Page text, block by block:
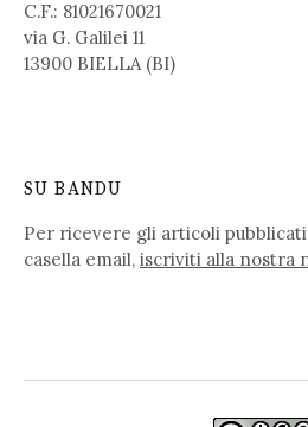
C.F.: 81021670021
via G. Galilei 11
13900 BIELLA (BI)
SU BANDU
Per ricevere gli articoli
casella email, iscriviti alla nostra